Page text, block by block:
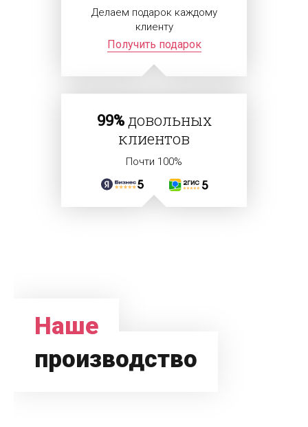
Делаем подарок каждому
клиенту
Получить подарок
99%довольных
клиентов
Почти 100%
Наше
производство